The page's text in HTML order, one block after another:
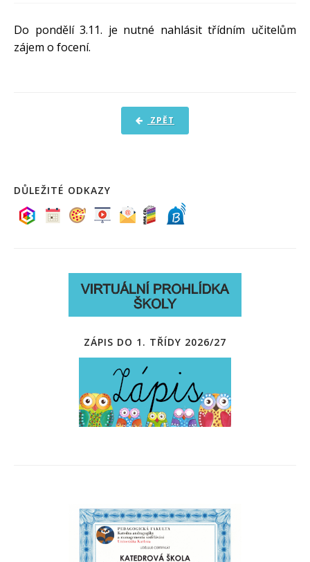
Do pondělí 3.11. je nutné nahlásit třídním učitelům
zájem o focení.
ZPĚT
DŮLEŽITÉ ODKAZY
ZÁPIS DO 1. TŘÍDY 2026/27